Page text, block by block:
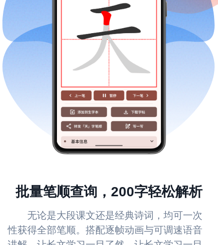
批量笔顺查询，200字轻松解析
无论是大段课文还是经典诗词，均可一次
性获得全部笔顺。搭配逐帧动画与可调速语音